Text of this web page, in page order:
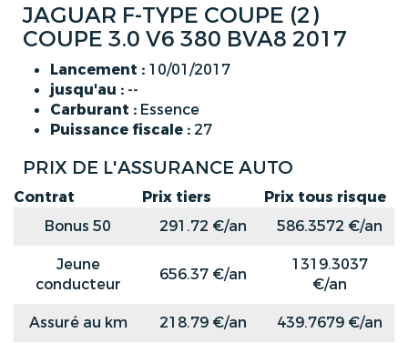
JAGUAR F-TYPE COUPE (2)
COUPE 3.0 V6 380 BVA8 2017
Lancement : 10/01/2017
jusqu'au : --
Carburant : Essence
Puissance fiscale : 27
PRIX DE L'ASSURANCE AUTO
Contrat Prix tiers
Prix tous risque
Bonus 50
291.72 €/an
586.3572 €/an
Jeune
conducteur
656.37 €/an
1319.3037
€/an
Assuré au km
218.79 €/an 439.7679 €/an